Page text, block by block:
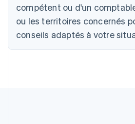
compétent ou d'un
ou les territoires concernés
conseils adaptés à votre
Português English
Bulgarie
English
Canada
EnglishFrançais